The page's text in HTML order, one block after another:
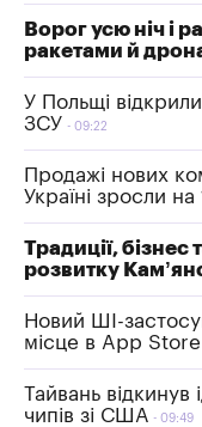
Ворог усю ніч і
ракетами й
У Польщі
ЗСУ
09:22
Продажі нових
Україні зросли на
Традиції, бізнес
розвитку
Новий ШІ-
місце в App
Тайвань
чипів зі США
09:49